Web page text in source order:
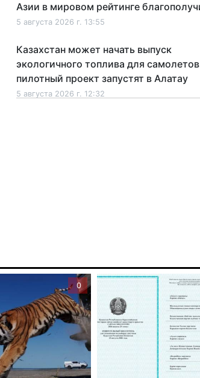
Азии в мировом рейтинге
5 августа 2026 г. 13:55
Казахстан может начать выпуск
экологичного топлива для
пилотный проект запустят в Алатау
5 августа 2026 г. 12:32
В Алматинской области запустят
производство катеров для Formula-1
и откроют академию пилотов
5 августа 2026 г. 08:29
В Alatau City Authority назначили
директора по коммуникациям
4 августа 2026 г. 20:22
0